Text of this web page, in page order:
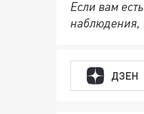
Если вам
наблюдения,
ДЗЕН